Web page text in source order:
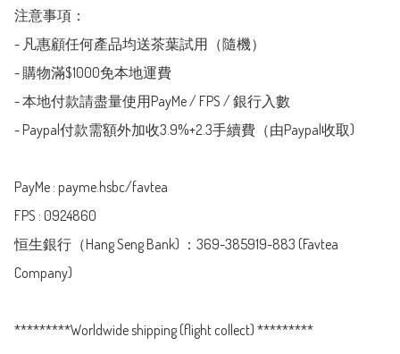
注意事項：
- 凡惠顧任何產品均送茶葉試用（隨機）
- 購物滿$1000免本地運費
- 本地付款請盡量使用PayMe / FPS / 銀行入數
- Paypal付款需額外加收3.9%+2.3手續費（由Paypal收取)
PayMe : payme.hsbc/favtea
FPS : 0924860
恒生銀行（Hang Seng Bank) ：369-385919-883 (Favtea
Company)